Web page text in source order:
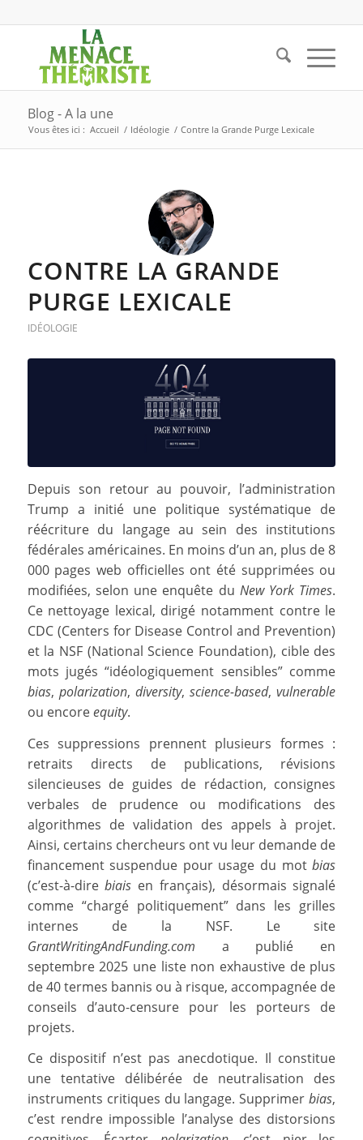
Blog - A la une
Vous êtes ici : Accueil / Idéologie / Contre la Grande Purge Lexicale
CONTRE LA GRANDE
PURGE LEXICALE
IDÉOLOGIE
Depuis son retour au pouvoir, l’administration
Trump a initié une politique systématique de
réécriture du langage au sein des institutions
fédérales américaines. En moins d’un an, plus de 8
000 pages web officielles ont été supprimées ou
modifiées, selon une enquête du New York Times.
Ce nettoyage lexical, dirigé notamment contre le
CDC (Centers for Disease Control and Prevention)
et la NSF (National Science Foundation), cible des
mots jugés “idéologiquement sensibles” comme
bias, polarization, diversity,science-based,vulnerable
ou encoreequity.
Ces suppressions prennent plusieurs formes :
retraits directs de publications, révisions
silencieuses de guides de rédaction, consignes
verbales de prudence ou modifications des
algorithmes de validation des appels à projet.
Ainsi, certains chercheurs ont vu leur demande de
financement suspendue pour usage du motbias
(c’est-à-direbiais en français), désormais signalé
comme “chargé politiquement” dans les grilles
internes de la NSF. Le site
GrantWritingAndFunding.com a publié en
septembre 2025 une liste non exhaustive de plus
de 40 termes bannis ou à risque, accompagnée de
conseils d’auto-censure pour les porteurs de
projets.
Ce dispositif n’est pas anecdotique. Il constitue
une tentative délibérée de neutralisation des
instruments critiques du langage. Supprimerbias,
c’est rendre impossible l’analyse des distorsions